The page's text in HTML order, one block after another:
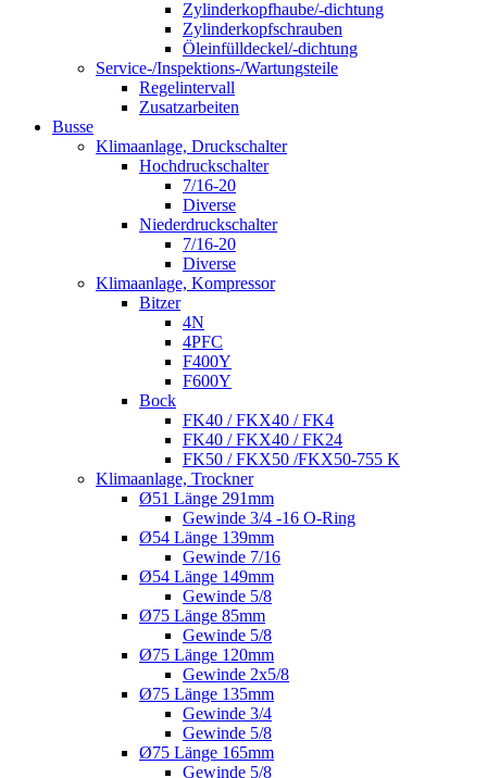
Zylinderkopfhaube/-dichtung
Zylinderkopfschrauben
Öleinfülldeckel/-dichtung
Service-/Inspektions-/Wartungsteile
Regelintervall
Zusatzarbeiten
Busse
Klimaanlage, Druckschalter
Hochdruckschalter
7/16-20
Diverse
Niederdruckschalter
7/16-20
Diverse
Klimaanlage, Kompressor
Bitzer
4N
4PFC
F400Y
F600Y
Bock
FK40 / FKX40 / FK4
FK40 / FKX40 / FK24
FK50 / FKX50 /FKX50-755 K
Klimaanlage, Trockner
Ø51 Länge 291mm
Gewinde 3/4 -16 O-Ring
Ø54 Länge 139mm
Gewinde 7/16
Ø54 Länge 149mm
Gewinde 5/8
Ø75 Länge 85mm
Gewinde 5/8
Ø75 Länge 120mm
Gewinde 2x5/8
Ø75 Länge 135mm
Gewinde 3/4
Gewinde 5/8
Ø75 Länge 165mm
Gewinde 5/8